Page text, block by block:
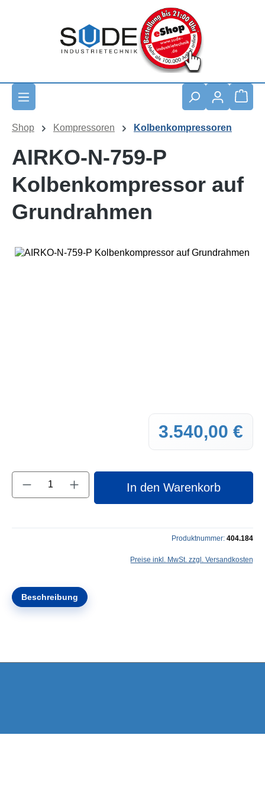
Shop Kompressoren Kolbenkompressoren
AIRKO-N-759-P
Kolbenkompressor auf
Grundrahmen
Bildergalerie überspringen
3.540,00 €
Produkt Anzahl: Gib den gewünschten
In den Warenkorb
Produktnummer: 404.184
Preise inkl. MwSt. zzgl. Versandkosten
Beschreibung